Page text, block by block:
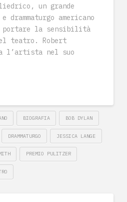
un grande
americano
portare la sensibilità
teatro. Robert
l’artista nel suo
BIOGRAFIA BOB DYLAN
DRAMMATURGO JESSICA LANGE
PREMIO PULITZER